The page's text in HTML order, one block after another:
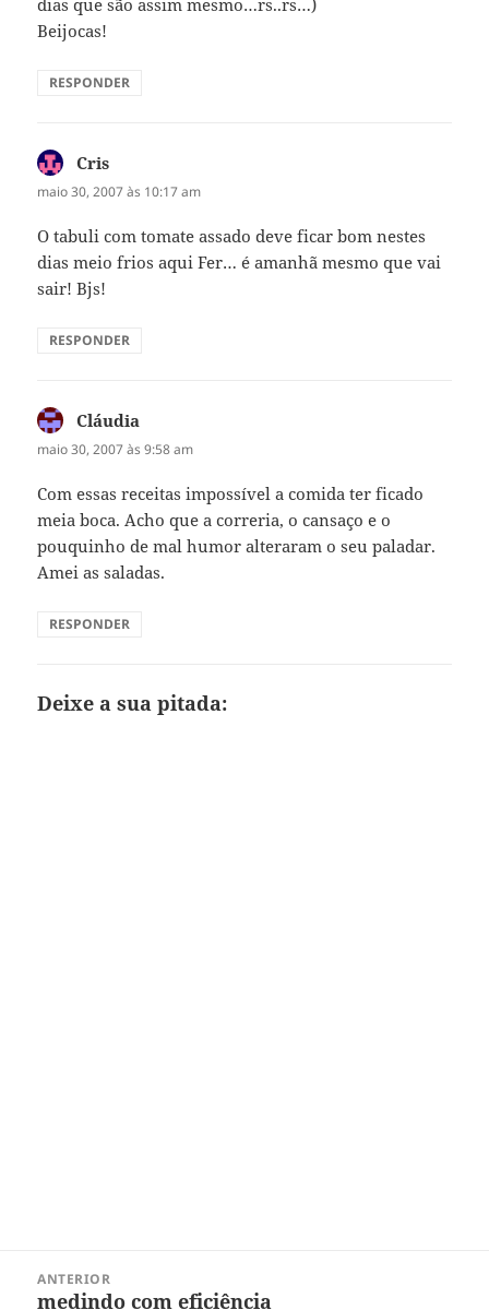
Beijocas!
RESPONDER
Cris
maio 30, 2007 às 10:17 am
O tabuli com tomate assado deve ficar bom nestes
dias meio frios aqui Fer… é amanhã mesmo que vai
sair! Bjs!
RESPONDER
Cláudia
maio 30, 2007 às 9:58 am
Com essas receitas impossível a comida ter ficado
meia boca. Acho que a correria, o cansaço e o
pouquinho de mal humor alteraram o seu paladar.
Amei as saladas.
RESPONDER
Deixe a sua pitada:
ANTERIOR
Post
medindo com eficiência